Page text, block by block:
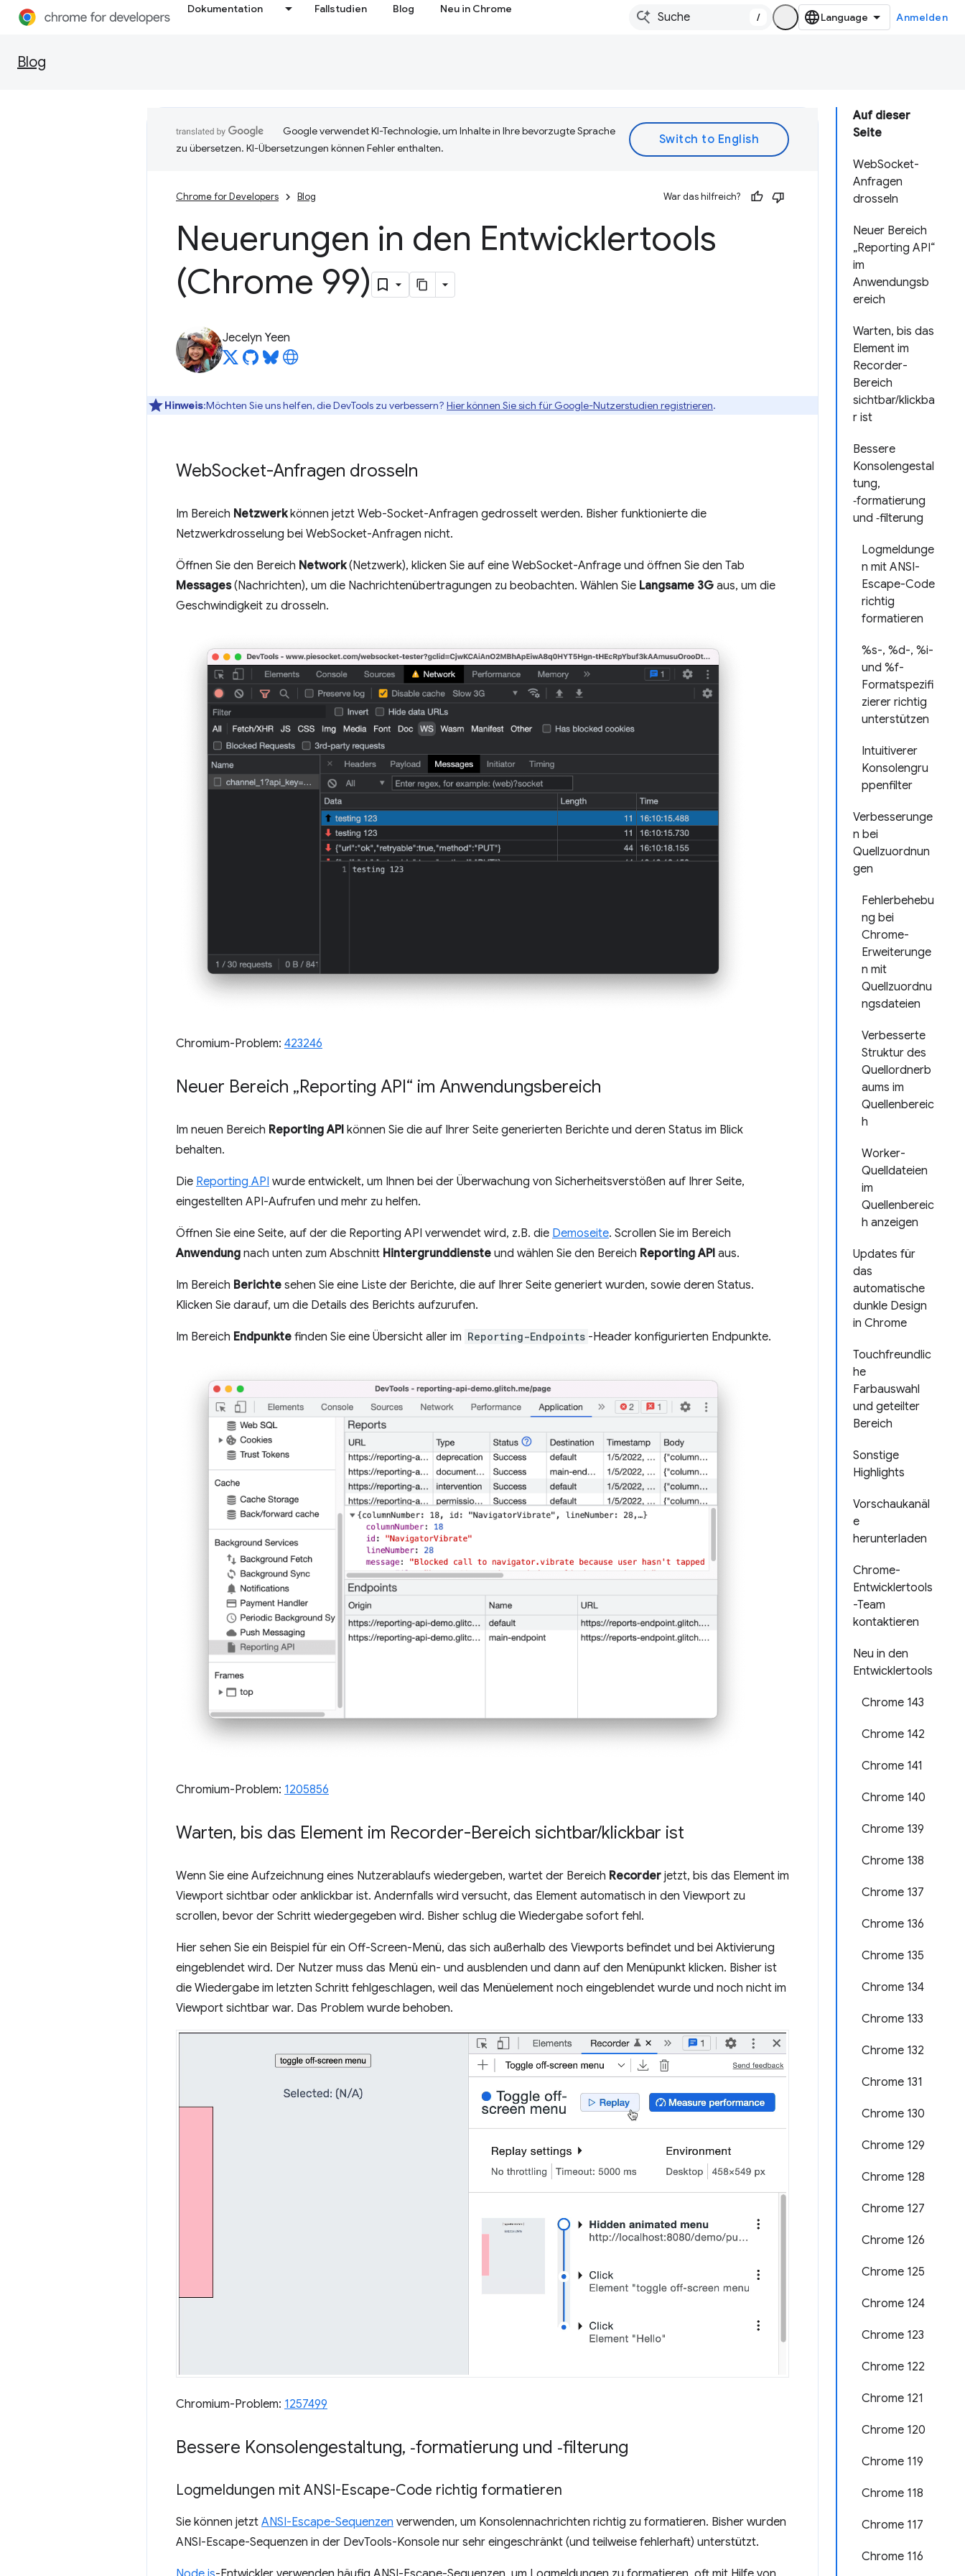
Dokumentation Fallstudien Blog Neu in Chrome
/ Anmelden
Blog
Auf dieser
Seite
WebSocket-
Anfragen
drosseln
Neuer Bereich
„Reporting API“
im
Anwendungsb
ereich
Warten, bis das
Element im
Recorder-
Bereich
sichtbar/klickba
r ist
Bessere
Konsolengestal
tung,
‑formatierung
und ‑filterung
Logmeldunge
n mit ANSI-
Escape-Code
richtig
formatieren
%s-, %d-, %i-
und %f-
Formatspezifi
zierer richtig
unterstützen
Intuitiverer
Konsolengru
ppenfilter
Verbesserunge
n bei
Quellzuordnun
gen
Fehlerbehebu
ng bei
Chrome-
Erweiterunge
n mit
Quellzuordnu
ngsdateien
Verbesserte
Struktur des
Quellordnerb
aums im
Quellenbereic
h
Worker-
Quelldateien
im
Quellenbereic
h anzeigen
Updates für
das
automatische
dunkle Design
in Chrome
Touchfreundlic
he
Farbauswahl
und geteilter
Bereich
Sonstige
Highlights
Vorschaukanäl
e
herunterladen
Chrome-
Entwicklertools
-Team
kontaktieren
Neu in den
Entwicklertools
Chrome 143
Chrome 142
Chrome 141
Chrome 140
Chrome 139
Chrome 138
Chrome 137
Chrome 136
Chrome 135
Chrome 134
Chrome 133
Chrome 132
Chrome 131
Chrome 130
Chrome 129
Chrome 128
Chrome 127
Chrome 126
Chrome 125
Chrome 124
Chrome 123
Chrome 122
Chrome 121
Chrome 120
Chrome 119
Chrome 118
Chrome 117
Chrome 116
Google verwendet KI-Technologie, um Inhalte in Ihre bevorzugte Sprache
zu übersetzen. KI-Übersetzungen können Fehler enthalten.
Chrome for Developers Blog War das hilfreich?
Neuerungen in den Entwicklertools
(Chrome 99)
Jecelyn Yeen
Hinweis:Möchten Sie uns helfen, die DevTools zu verbessern? Hier können Sie sich für Google-Nutzerstudien registrieren.
WebSocket-Anfragen drosseln
Im Bereich Netzwerkkönnen jetzt Web-Socket-Anfragen gedrosselt werden. Bisher funktionierte die
Netzwerkdrosselung bei WebSocket-Anfragen nicht.
Öffnen Sie den Bereich Network(Netzwerk), klicken Sie auf eine WebSocket-Anfrage und öffnen Sie den Tab
Messages(Nachrichten), um die Nachrichtenübertragungen zu beobachten. Wählen Sie Langsame 3G aus, um die
Geschwindigkeit zu drosseln.
Chromium-Problem: 423246
Neuer Bereich „Reporting API“ im Anwendungsbereich
Im neuen Bereich Reporting API können Sie die auf Ihrer Seite generierten Berichte und deren Status im Blick
behalten.
Die Reporting API wurde entwickelt, um Ihnen bei der Überwachung von Sicherheitsverstößen auf Ihrer Seite,
eingestellten API-Aufrufen und mehr zu helfen.
Öffnen Sie eine Seite, auf der die Reporting API verwendet wird, z.B. die Demoseite. Scrollen Sie im Bereich
Anwendung nach unten zum Abschnitt Hintergrunddienste und wählen Sie den Bereich Reporting API aus.
Im Bereich Berichte sehen Sie eine Liste der Berichte, die auf Ihrer Seite generiert wurden, sowie deren Status.
Klicken Sie darauf, um die Details des Berichts aufzurufen.
Im Bereich Endpunkte finden Sie eine Übersicht aller im Reporting-Endpoints -Header konfigurierten Endpunkte.
Chromium-Problem: 1205856
Warten, bis das Element im Recorder-Bereich sichtbar/klickbar ist
Wenn Sie eine Aufzeichnung eines Nutzerablaufs wiedergeben, wartet der Bereich Recorder jetzt, bis das Element im
Viewport sichtbar oder anklickbar ist. Andernfalls wird versucht, das Element automatisch in den Viewport zu
scrollen, bevor der Schritt wiedergegeben wird. Bisher schlug die Wiedergabe sofort fehl.
Hier sehen Sie ein Beispiel für ein Off-Screen-Menü, das sich außerhalb des Viewports befindet und bei Aktivierung
eingeblendet wird. Der Nutzer muss das Menü ein- und ausblenden und dann auf den Menüpunkt klicken. Bisher ist
die Wiedergabe im letzten Schritt fehlgeschlagen, weil das Menüelement noch eingeblendet wurde und noch nicht im
Viewport sichtbar war. Das Problem wurde behoben.
Chromium-Problem: 1257499
Bessere Konsolengestaltung, ‑formatierung und ‑filterung
Logmeldungen mit ANSI-Escape-Code richtig formatieren
Sie können jetzt ANSI-Escape-Sequenzen verwenden, um Konsolennachrichten richtig zu formatieren. Bisher wurden
ANSI-Escape-Sequenzen in der DevTools-Konsole nur sehr eingeschränkt (und teilweise fehlerhaft) unterstützt.